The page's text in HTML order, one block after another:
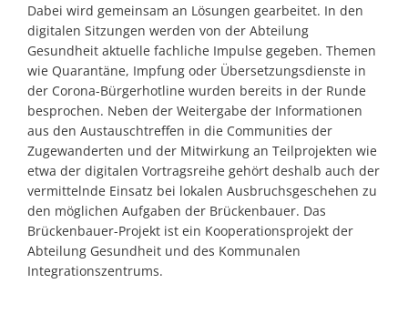
Dabei wird gemeinsam an Lösungen gearbeitet. In den
digitalen Sitzungen werden von der Abteilung
Gesundheit aktuelle fachliche Impulse gegeben. Themen
wie Quarantäne, Impfung oder Übersetzungsdienste in
der Corona-Bürgerhotline wurden bereits in der Runde
besprochen. Neben der Weitergabe der Informationen
aus den Austauschtreffen in die Communities der
Zugewanderten und der Mitwirkung an Teilprojekten wie
etwa der digitalen Vortragsreihe gehört deshalb auch der
vermittelnde Einsatz bei lokalen Ausbruchsgeschehen zu
den möglichen Aufgaben der Brückenbauer. Das
Brückenbauer-Projekt ist ein Kooperationsprojekt der
Abteilung Gesundheit und des Kommunalen
Integrationszentrums.